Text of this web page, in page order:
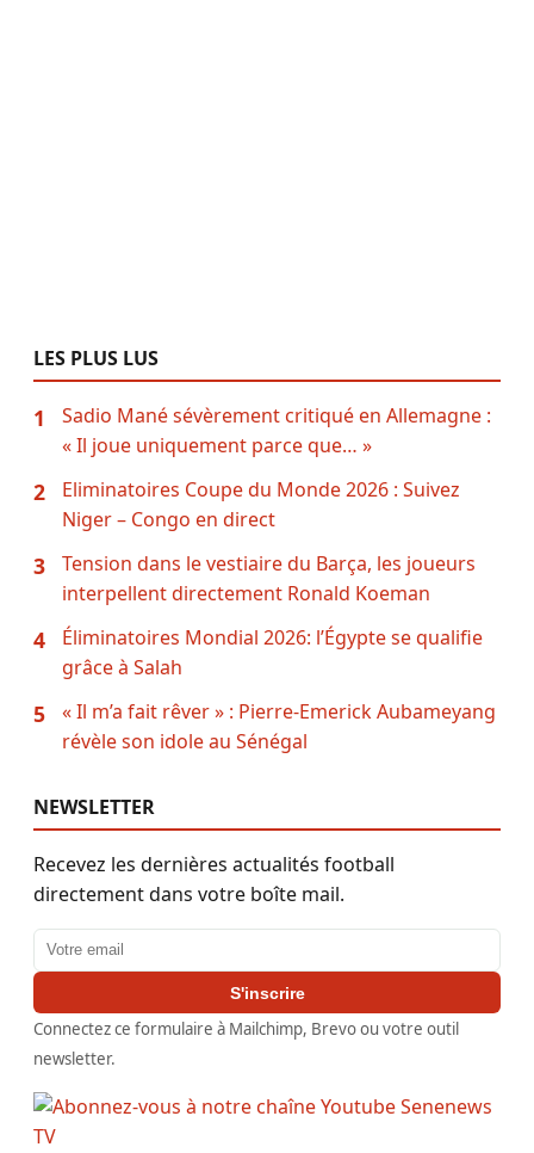
LES PLUS LUS
1
Sadio Mané sévèrement critiqué en Allemagne :
« Il joue uniquement parce que… »
2
Eliminatoires Coupe du Monde 2026 : Suivez
Niger – Congo en direct
3
Tension dans le vestiaire du Barça, les joueurs
interpellent directement Ronald Koeman
4
Éliminatoires Mondial 2026: l’Égypte se qualifie
grâce à Salah
5
« Il m’a fait rêver » : Pierre-Emerick Aubameyang
révèle son idole au Sénégal
NEWSLETTER
Recevez les dernières actualités football
directement dans votre boîte mail.
Adresse email
S'inscrire
Connectez ce formulaire à Mailchimp, Brevo ou votre outil
newsletter.